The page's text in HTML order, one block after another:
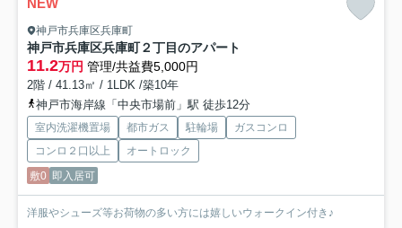
NEW
神戸市兵庫区兵庫町
神戸市兵庫区兵庫町２丁目のアパート
11.2万円 管理/共益費5,000円
2階 / 41.13㎡ / 1LDK /築10年
神戸市海岸線「中央市場前」駅 徒歩12分
室内洗濯機置場 都市ガス 駐輪場
ガスコンロ
コンロ２口以上
オートロック
敷0 即入居可
洋服やシューズ等お荷物の多い方には嬉しいウォークイン付き♪